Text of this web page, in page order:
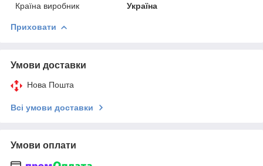
Країна виробник
Україна
Приховати
Умови доставки
Нова Пошта
Всі умови доставки
Умови оплати